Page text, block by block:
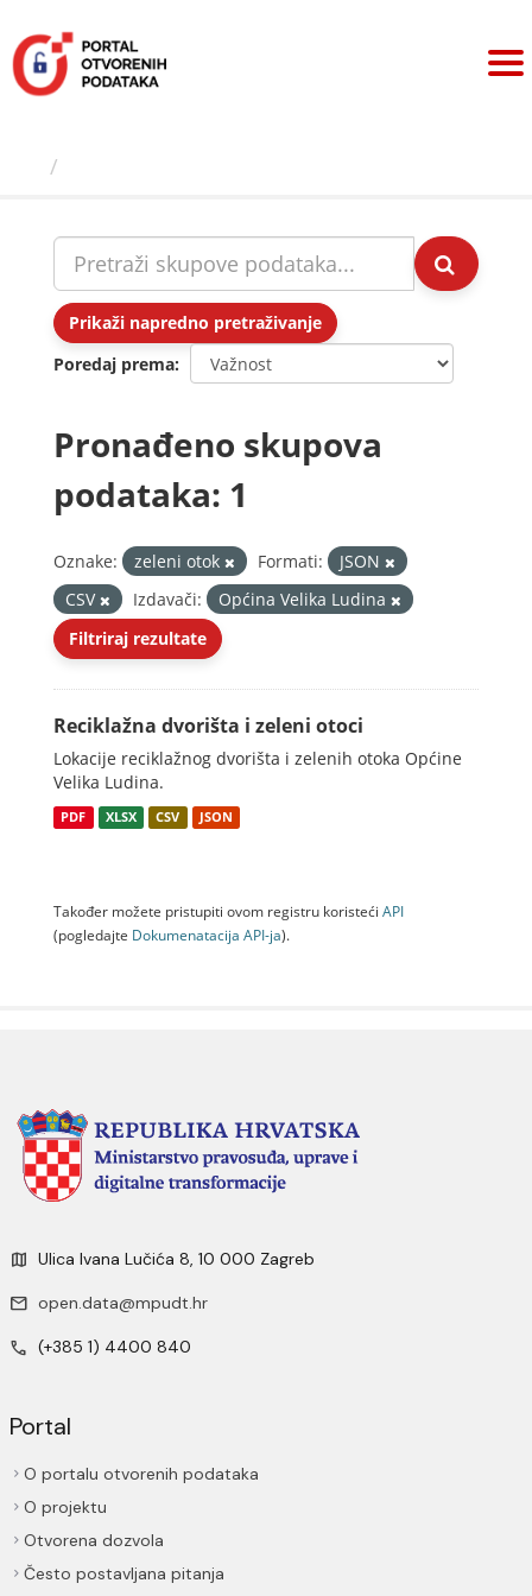
sadržaj
Prikaži napredno pretraživanje
Poredaj prema
Pronađeno skupova
podataka: 1
Oznake: zeleni otok Formati:
JSON
CSV
Izdavači:
Općina Velika Ludina
Filtriraj rezultate
Reciklažna dvorišta i zeleni otoci
Lokacije reciklažnog dvorišta i zelenih otoka Općine
Velika Ludina.
PDF XLSX CSV JSON
Također možete pristupiti ovom registru koristeći API
(pogledajte Dokumenаtаcijа API-jа).